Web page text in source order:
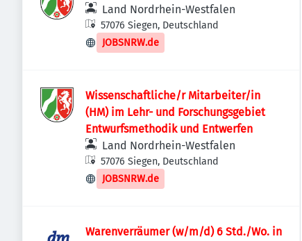
Land Nordrhein-Westfalen
57076 Siegen, Deutschland
JOBSNRW.de
Wissenschaftliche/r Mitarbeiter/in
(HM) im Lehr- und Forschungsgebiet
Entwurfsmethodik und Entwerfen
Land Nordrhein-Westfalen
57076 Siegen, Deutschland
JOBSNRW.de
Warenverräumer (w/m/d) 6 Std./Wo. in